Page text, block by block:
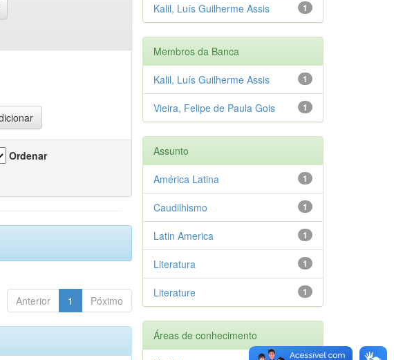
Ordenar
Anterior 1 Póximo
1
Kalil, Luís Guilherme Assis
Membros da Banca
1
Kalil, Luís Guilherme Assis
1
Vieira, Felipe de Paula Gois
Assunto
1
América Latina
1
Caudilhismo
1
Latin America
1
Literatura
1
Literature
Áreas de conhecimento